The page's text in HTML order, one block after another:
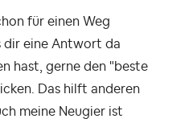
für einen Weg
dir eine Antwort da
hast, gerne den "beste
Das hilft anderen
meine Neugier ist